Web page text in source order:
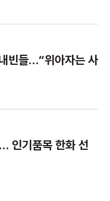
빈들…“위아자는 사
인기품목 한화 선